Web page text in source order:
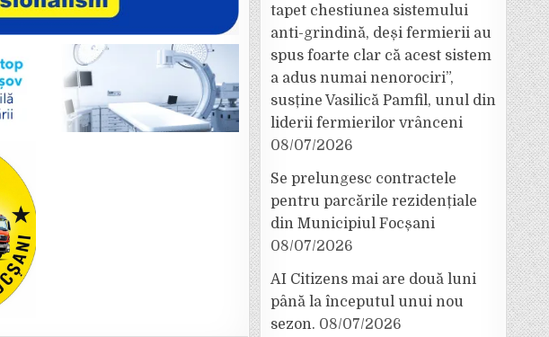
tapet chestiunea sistemului
anti-grindină, deși fermierii au
spus foarte clar că acest sistem
a adus numai nenorociri”,
susține Vasilică Pamfil, unul din
liderii fermierilor vrânceni
08/07/2026
Se prelungesc contractele
pentru parcările rezidențiale
din Municipiul Focșani
08/07/2026
AI Citizens mai are două luni
până la începutul unui nou
sezon. 08/07/2026